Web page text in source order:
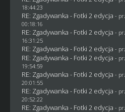
18:44:23
RE: Zgadywanka - Fotki 2 edycja -
00:18:16
RE: Zgadywanka - Fotki 2 edycja -
16:31:25
RE: Zgadywanka - Fotki 2 edycja -
RE: Zgadywanka - Fotki 2 edycja -
19:54:59
RE: Zgadywanka - Fotki 2 edycja -
20:01:55
RE: Zgadywanka - Fotki 2 edycja -
20:52:22
RE: Zgadywanka - Fotki 2 edycja -